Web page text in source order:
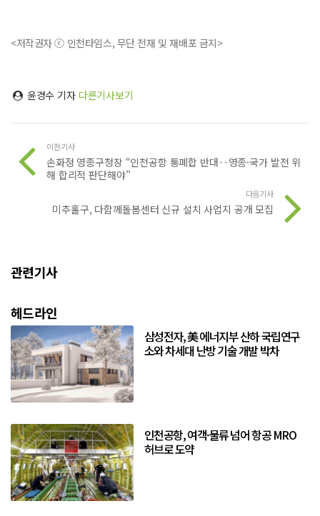
<저작권자 ⓒ 인천타임스, 무단 전재 및 재배포 금지>
윤경수 기자 다른기사보기
이전기사
손화정 영종구청장 “인천공항 통폐합 반대‥영종·국가 발전 위
해 합리적 판단해야”
다음기사
미추홀구, 다함께돌봄센터 신규 설치 사업지 공개 모집
관련기사
헤드라인
삼성전자, 美 에너지부 산하 국립연구
소와 차세대 난방 기술 개발 박차
인천공항, 여객·물류 넘어 항공 MRO
허브로 도약